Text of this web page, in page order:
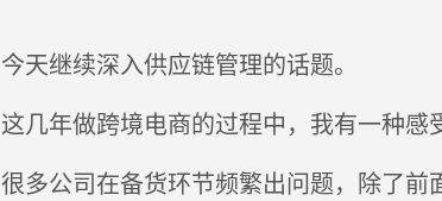
今天继续深入供应链管理的话题。
这几年做跨境电商的过程中，我有一种感
很多公司在备货环节频繁出问题，除了